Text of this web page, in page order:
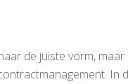
de juiste vorm,
In